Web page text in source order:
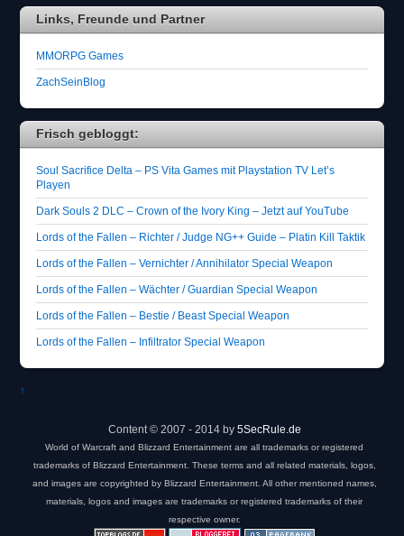
Links, Freunde und Partner
MMORPG Games
ZachSeinBlog
Frisch gebloggt:
Soul Sacrifice Delta – PS Vita Games mit Playstation TV Let’s
Playen
Dark Souls 2 DLC – Crown of the Ivory King – Jetzt auf YouTube
Lords of the Fallen – Richter / Judge NG++ Guide – Platin Kill Taktik
Lords of the Fallen – Vernichter / Annihilator Special Weapon
Lords of the Fallen – Wächter / Guardian Special Weapon
Lords of the Fallen – Bestie / Beast Special Weapon
Lords of the Fallen – Infiltrator Special Weapon
↑
Content © 2007 - 2014 by 5SecRule.de
World of Warcraft and Blizzard Entertainment are all trademarks or registered
trademarks of Blizzard Entertainment. These terms and all related materials, logos,
and images are copyrighted by Blizzard Entertainment. All other mentioned names,
materials, logos and images are trademarks or registered trademarks of their
respective owner.